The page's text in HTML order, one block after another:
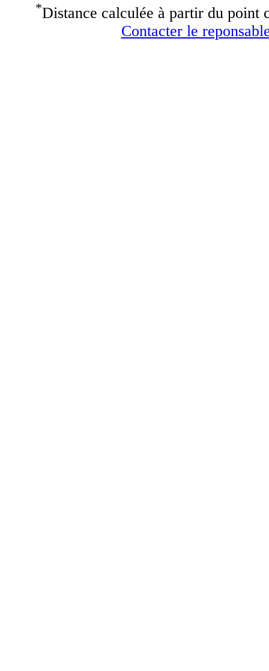
*Distance calculée à partir du point
Contacter le